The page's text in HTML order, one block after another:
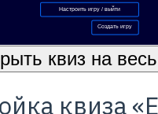
Настроить игру / выйти
Создать игру
квиз на
квиза